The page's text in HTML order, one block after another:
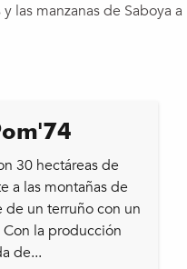
manzanas de Saboya
30 hectáreas de
a las montañas de
de un terruño con un
la producción
de...